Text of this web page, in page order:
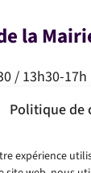
Politique de
expérience
la
/ 13h30-17h
/ 13h30-